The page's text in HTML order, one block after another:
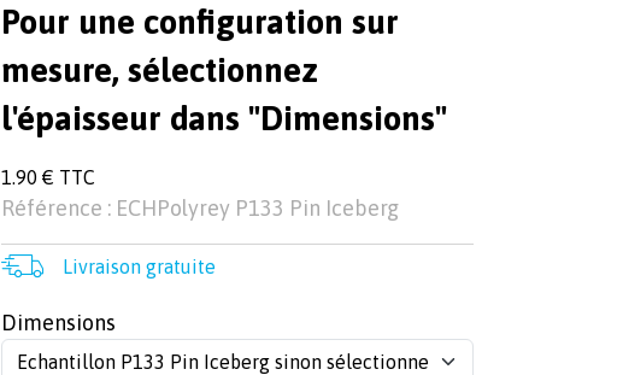
Pour une configuration sur
mesure, sélectionnez
l'épaisseur dans "Dimensions"
1.90 € TTC
Référence : ECHPolyrey P133 Pin Iceberg
Livraison gratuite
Dimensions